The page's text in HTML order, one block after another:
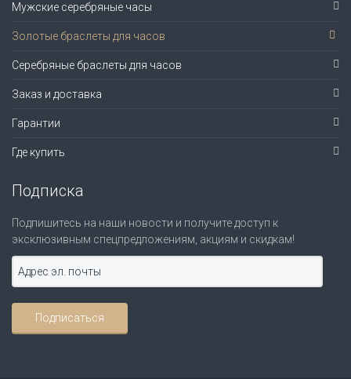
Мужские серебряные часы
Золотые браслеты для часов
Серебряные браслеты для часов
Заказ и доставка
Гарантии
Где купить
Подписка
Подпишитесь на наши новости и получите доступ к
эксклюзивным спецпредложениям, акциям и скидкам!